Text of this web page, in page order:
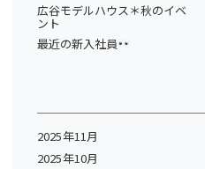
広谷モデルハウス＊秋のイベ
ント
最近の新入社員
2025年11月
2025年10月